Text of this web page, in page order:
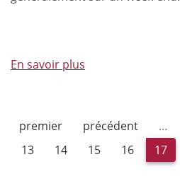
En savoir plus
au
TREC
premier précédent …
13
14 15 16 17